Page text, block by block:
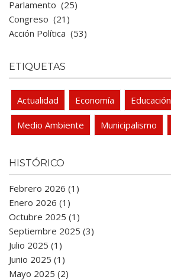
Parlamento (25)
Congreso (21)
Acción Política (53)
ETIQUETAS
Actualidad Economía Educación
Medio Ambiente Municipalismo
HISTÓRICO
Febrero 2026 (1)
Enero 2026 (1)
Octubre 2025 (1)
Septiembre 2025 (3)
Julio 2025 (1)
Junio 2025 (1)
Mayo 2025 (2)